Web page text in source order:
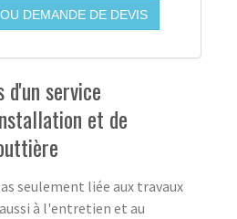
DEMANDE DE DEVIS
d'un service
et de
seulement liée aux travaux
à l'entretien et au